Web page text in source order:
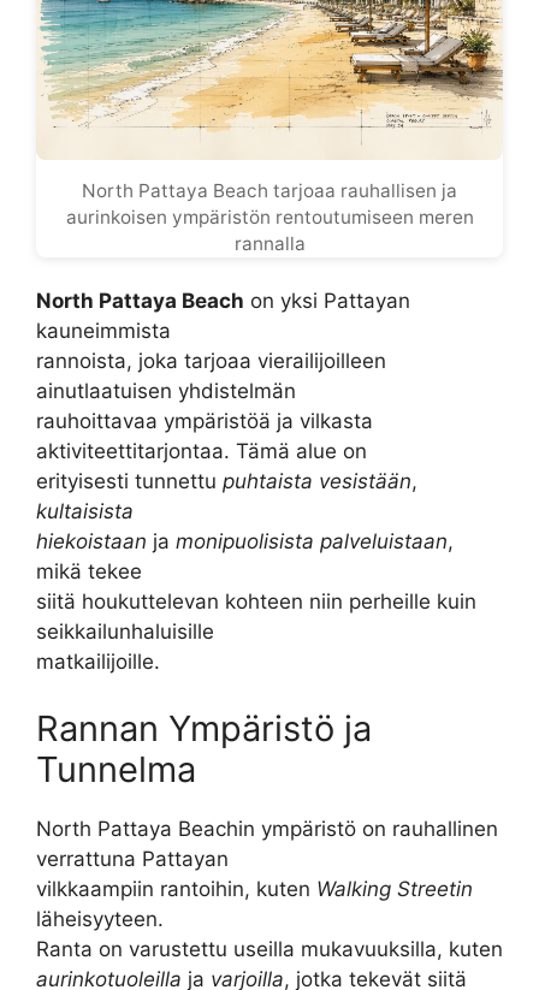
North Pattaya Beach tarjoaa rauhallisen ja
aurinkoisen ympäristön rentoutumiseen meren
rannalla
North Pattaya Beach on yksi Pattayan
kauneimmista
rannoista, joka tarjoaa vierailijoilleen
ainutlaatuisen yhdistelmän
rauhoittavaa ympäristöä ja vilkasta
aktiviteettitarjontaa. Tämä alue on
erityisesti tunnettu puhtaista vesistään,
kultaisista
hiekoistaan ja monipuolisista palveluistaan,
mikä tekee
siitä houkuttelevan kohteen niin perheille kuin
seikkailunhaluisille
matkailijoille.
Rannan Ympäristö ja
Tunnelma
North Pattaya Beachin ympäristö on rauhallinen
verrattuna Pattayan
vilkkaampiin rantoihin, kuten Walking Streetin
läheisyyteen.
Ranta on varustettu useilla mukavuuksilla, kuten
aurinkotuoleilla ja varjoilla, jotka tekevät siitä